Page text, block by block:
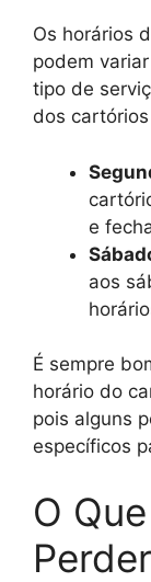
Os horários
podem
tipo de
dos
e
aos
É sempre
horário do
pois alguns
específicos
O